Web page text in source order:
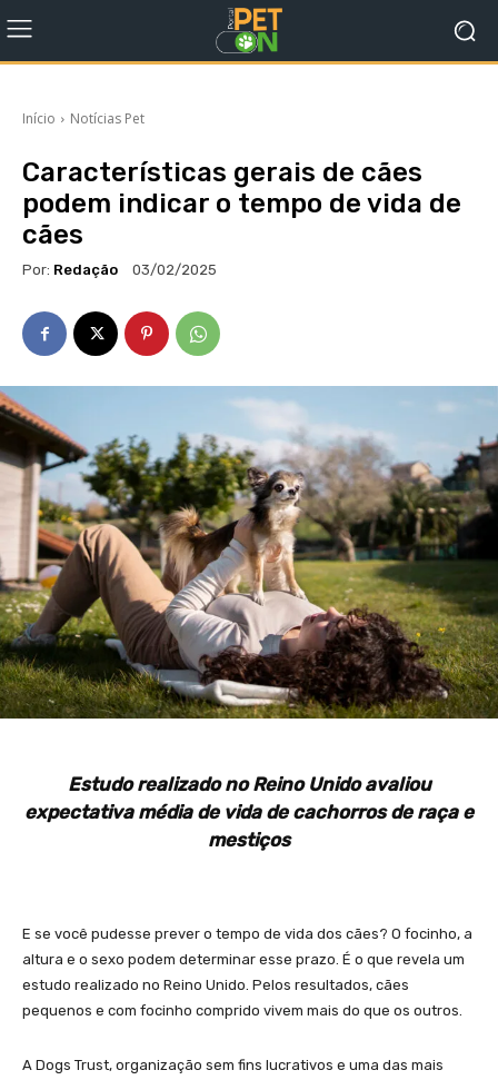
Início Notícias Pet
Características gerais de cães
podem indicar o tempo de vida de
cães
Por: Redação 03/02/2025
Estudo realizado no Reino Unido avaliou
expectativa média de vida de cachorros de raça e
mestiços
E se você pudesse prever o tempo de vida dos cães? O focinho, a
altura e o sexo podem determinar esse prazo. É o que revela um
estudo realizado no Reino Unido. Pelos resultados, cães
pequenos e com focinho comprido vivem mais do que os outros.
A Dogs Trust, organização sem fins lucrativos e uma das mais